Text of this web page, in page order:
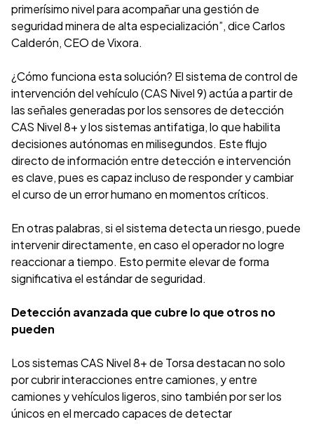
primerísimo nivel para acompañar una gestión de
seguridad minera de alta especialización”, dice Carlos
Calderón, CEO de Vixora.
¿Cómo funciona esta solución? El sistema de control de
intervención del vehículo (CAS Nivel 9) actúa a partir de
las señales generadas por los sensores de detección
CAS Nivel 8+ y los sistemas antifatiga, lo que habilita
decisiones autónomas en milisegundos. Este flujo
directo de información entre detección e intervención
es clave, pues es capaz incluso de responder y cambiar
el curso de un error humano en momentos críticos.
En otras palabras, si el sistema detecta un riesgo, puede
intervenir directamente, en caso el operador no logre
reaccionar a tiempo. Esto permite elevar de forma
significativa el estándar de seguridad.
Detección avanzada que cubre lo que otros no
pueden
Los sistemas CAS Nivel 8+ de Torsa destacan no solo
por cubrir interacciones entre camiones, y entre
camiones y vehículos ligeros, sino también por ser los
únicos en el mercado capaces de detectar